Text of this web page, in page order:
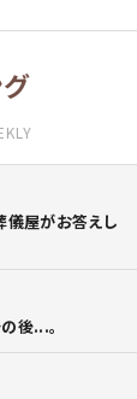
儀屋がお答えし
後...。